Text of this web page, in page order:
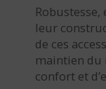
leur
de ces
maintien du
confort et